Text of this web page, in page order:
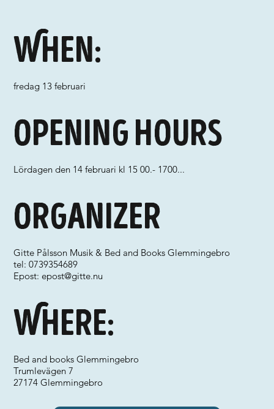
When:
fredag 13 februari
Where:
Organizer
Gitte Pålsson Musik & Bed and Books Glemmingebro
tel: 0739354689
Epost:epost@gitte.nu
Bed and books Glemmingebro
Trumlevägen 7
27174 Glemmingebro
Opening hours
Lördagen den 14 februari kl 15 00.- 1700...